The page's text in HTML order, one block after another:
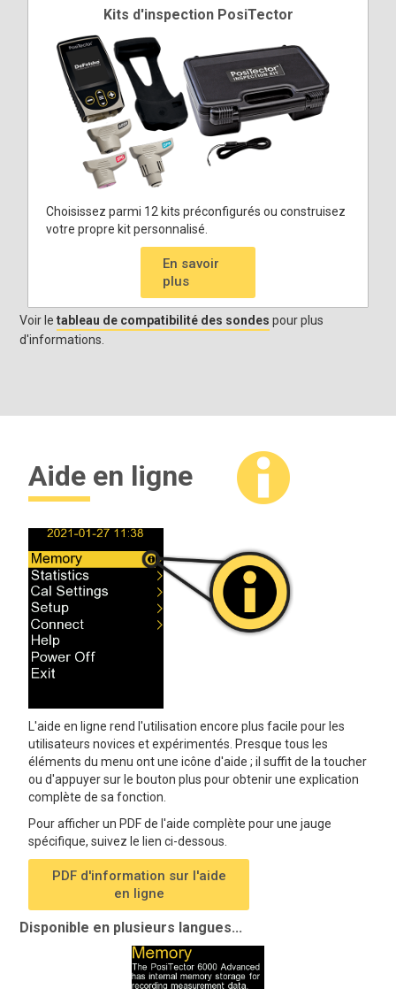
Kits d'inspection PosiTector
Choisissez parmi 12 kits préconfigurés ou construisez
votre propre kit personnalisé.
En savoir
plus
Voir letableau de compatibilité des sondes pour plus
d'informations.
Aide en ligne
L'aide en ligne rend l'utilisation encore plus facile pour les
utilisateurs novices et expérimentés. Presque tous les
éléments du menu ont une icône d'aide ; il suffit de la toucher
ou d'appuyer sur le bouton plus pour obtenir une explication
complète de sa fonction.
Pour afficher un PDF de l'aide complète pour une jauge
spécifique, suivez le lien ci-dessous.
PDF d'information sur l'aide
en ligne
Disponible en plusieurs langues...